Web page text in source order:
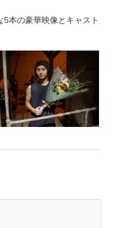
本の豪華映像とキャスト